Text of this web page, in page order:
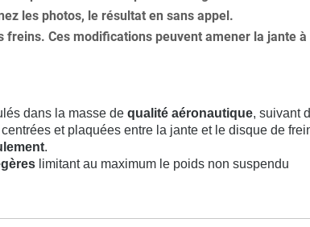
les photos, le résultat en sans appel.
Ces modifications peuvent amener la jante
dans la masse de qualité aéronautique, suivant
et plaquées entre la jante et le disque de
.
limitant au maximum le poids non suspendu